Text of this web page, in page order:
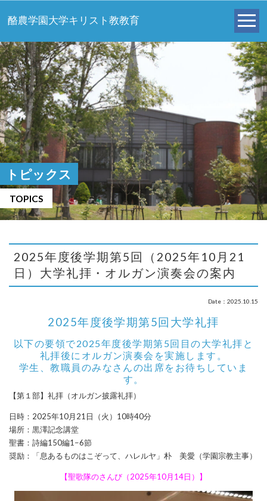
酪農学園大学キリスト教教育
トピックス
TOPICS
2025年度後学期第5回（2025年10月21
日）大学礼拝・オルガン演奏会の案内
Date：2025.10.15
2025年度後学期第5回大学礼拝
以下の要領で2025年度後学期第5回目の大学礼拝と
礼拝後にオルガン演奏会を実施します。
学生、教職員のみなさんの出席をお待ちしていま
す。
【第１部】礼拝（オルガン披露礼拝）
日時：2025年10月21日（火）10時40分
場所：黒澤記念講堂
聖書：詩編150編1−6節
奨励：「息あるものはこぞって、ハレルヤ」朴 美愛（学園宗教主事）
【聖歌隊のさんび（2025年10月14日）】